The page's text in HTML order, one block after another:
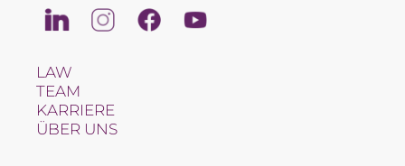
LinkedinInstagramFacebookYoutube
LAW
TEAM
KARRIERE
ÜBER UNS